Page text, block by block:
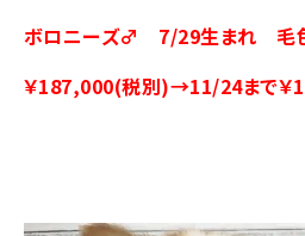
ボロニーズ♂ 7/29生まれ 毛色
￥187,000(税別)→11/24まで￥